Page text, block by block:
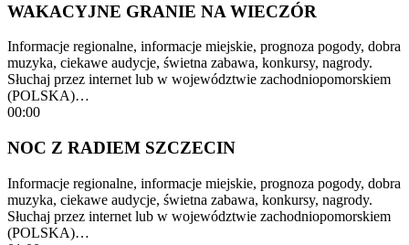
WAKACYJNE GRANIE NA WIECZÓR
Informacje regionalne, informacje miejskie, prognoza pogody, dobra
muzyka, ciekawe audycje, świetna zabawa, konkursy, nagrody.
Słuchaj przez internet lub w województwie zachodniopomorskiem
(POLSKA)…
00:00
NOC Z RADIEM SZCZECIN
Informacje regionalne, informacje miejskie, prognoza pogody, dobra
muzyka, ciekawe audycje, świetna zabawa, konkursy, nagrody.
Słuchaj przez internet lub w województwie zachodniopomorskiem
(POLSKA)…